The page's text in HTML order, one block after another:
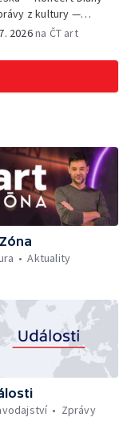
z kultury —
— Zahajení
2026na ČT art
Aktuality
Zprávy